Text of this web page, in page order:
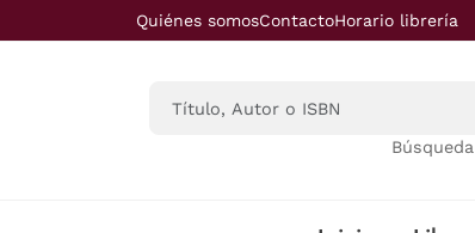
Saltar al contenido principal
Quiénes somosContactoHorario librería